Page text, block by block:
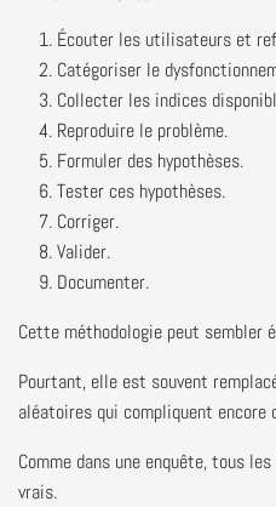
Écouter les utilisateurs et
Catégoriser le
Collecter les indices
Reproduire le problème.
Formuler des hypothèses.
Tester ces hypothèses.
Corriger.
Valider.
Documenter.
Cette méthodologie peut sembler
Pourtant, elle est souvent
aléatoires qui compliquent encore
Comme dans une enquête, tous
vrais.